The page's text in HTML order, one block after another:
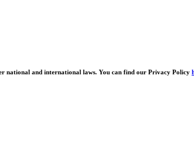
national and international laws. You can find our Privacy Policy